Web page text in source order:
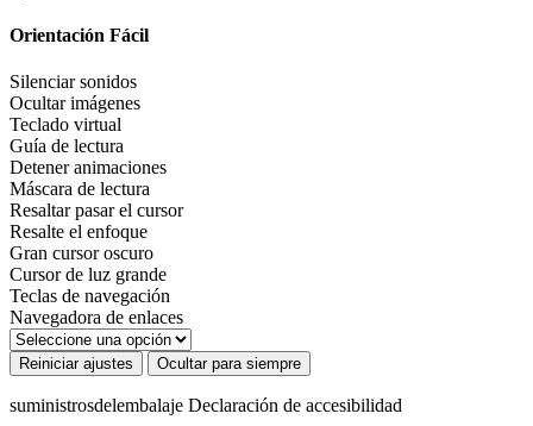
Orientación Fácil
Silenciar sonidos
Ocultar imágenes
Teclado virtual
Guía de lectura
Detener animaciones
Máscara de lectura
Resaltar pasar el cursor
Resalte el enfoque
Gran cursor oscuro
Cursor de luz grande
Teclas de navegación
Navegadora de enlaces
Reiniciar ajustes Ocultar para siempre
suministrosdelembalaje Declaración de accesibilidad